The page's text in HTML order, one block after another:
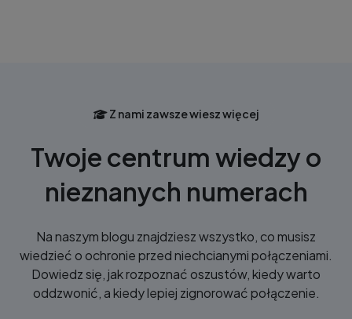
Z nami zawsze wiesz więcej
Twoje centrum wiedzy o
nieznanych numerach
Na naszym blogu znajdziesz wszystko, co musisz
wiedzieć o ochronie przed niechcianymi połączeniami.
Dowiedz się, jak rozpoznać oszustów, kiedy warto
oddzwonić, a kiedy lepiej zignorować połączenie.